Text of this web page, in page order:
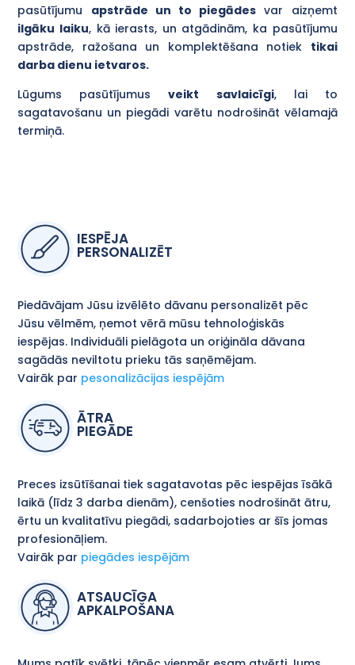
pasūtījumu apstrāde un to piegādes var aizņemt
ilgāku laiku, kā ierasts, un atgādinām, ka pasūtījumu
apstrāde, ražošana un komplektēšana notiek tikai
darba dienu ietvaros.
Lūgums pasūtījumusveikt savlaicīgi, lai to
sagatavošanu un piegādi varētu nodrošināt vēlamajā
termiņā.
IESPĒJA
PERSONALIZĒT
Piedāvājam Jūsu izvēlēto dāvanu personalizēt pēc
Jūsu vēlmēm, ņemot vērā mūsu tehnoloģiskās
iespējas. Individuāli pielāgota un oriģināla dāvana
sagādās neviltotu prieku tās saņēmējam.
Vairāk par pesonalizācijas iespējām
ĀTRA
PIEGĀDE
Preces izsūtīšanai tiek sagatavotas pēc iespējas īsākā
laikā (līdz 3 darba dienām), cenšoties nodrošināt ātru,
ērtu un kvalitatīvu piegādi, sadarbojoties ar šīs jomas
profesionāļiem.
Vairāk par piegādes iespējām
ATSAUCĪGA
APKALPOŠANA